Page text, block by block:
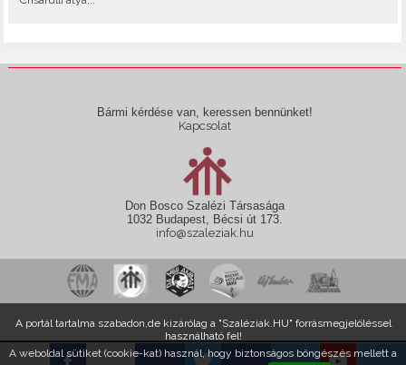
A weboldal sütiket (cookie-kat) használ, hogy biztonságos böngészés mellett a
Bármi kérdése van, keressen bennünket!
Kapcsolat
Don Bosco Szalézi Társasága
1032 Budapest, Bécsi út 173.
info@szaleziak.hu
A portál tartalma szabadon,de kizárólag a "Szaléziak.HU" forrásmegjelöléssel
használható fel!